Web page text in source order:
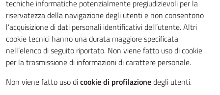
tecniche informatiche potenzialmente pregiudizievoli per la
riservatezza della navigazione degli utenti e non consentono
l’acquisizione di dati personali identificativi dell’utente. Altri
cookie tecnici hanno una durata maggiore specificata
nell’elenco di seguito riportato. Non viene fatto uso di cookie
per la trasmissione di informazioni di carattere personale.
Non viene fatto uso dicookie di profilazionedegli utenti.